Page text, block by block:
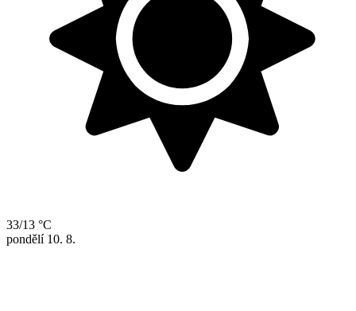
33/13 °C
pondělí 10. 8.